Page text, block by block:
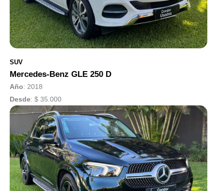
SUV
Mercedes-Benz GLE 250 D
Año: 2018
Desde: $ 35.000